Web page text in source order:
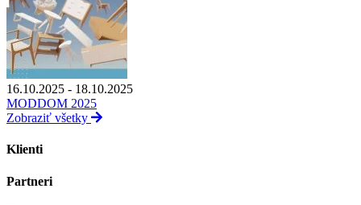
16.10.2025 - 18.10.2025
MODDOM 2025
Zobraziť všetky
Klienti
Partneri